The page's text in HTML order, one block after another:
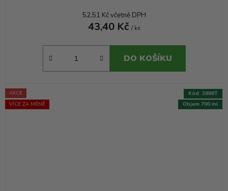
52,51 Kč včetně DPH
43,40 Kč / ks
DO KOŠÍKU
AKCE
VÍCE ZA MÉNĚ
Objem 700 ml
Kód: 3888T